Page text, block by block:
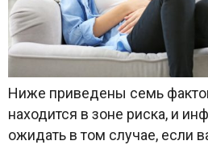
Ниже приведены семь
находится в зоне риска, и
ожидать в том случае, если